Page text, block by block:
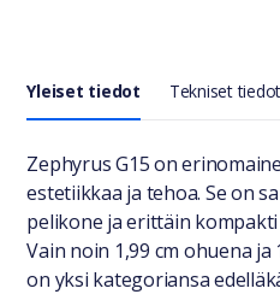
Yleiset tiedot Tekniset tiedot
Yleiset tiedot
Zephyrus G15 on
estetiikkaa ja tehoa. Se on
pelikone ja erittäin
Vain noin 1,99 cm ohuena ja
on yksi kategoriansa